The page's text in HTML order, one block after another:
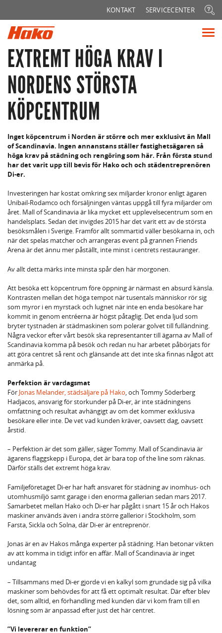
KONTAKT SERVICECENTER
EXTREMT HÖGA KRAV I
NORDENS STÖRSTA
KÖPCENTRUM
Inget köpcentrum i Norden är större och mer exklusivt än Mall
of Scandinavia. Ingen annanstans ställer fastighetsägaren så
höga krav på städning och rengöring som här. Från första stund
har det varit upp till bevis för Hako och och städentreprenören
Di-er.
Investeringen har kostat omkring sex miljarder kronor enligt ägaren
Unibail-Rodamco och försäljningen väntas uppgå till fyra miljarder om
året. Mall of Scandinavia är lika mycket ett upplevelsecentrum som en
handelsplats. Sedan det invigdes 2015 har det varit ett av de största
besöksmålen i Sverige. Framför allt sommartid väller besökarna in, och
när det spelas matcher och arrangeras event på grannen Friends
Arena är det ännu mer påställt, inte minst i centrets restauranger.
Av allt detta märks inte minsta spår den här morgonen.
Att besöka ett köpcentrum före öppning är närmast en absurd känsla.
Kontrasten mellan det höga tempot när tusentals människor rör sig
som myror i en myrstack och lugnet när inte en enda besökare har
kommit in genom entréerna är högst påtaglig. Det enda ljud som
bryter tystnaden är städmaskinen som polerar golvet till fulländning.
Några veckor efter vårt besök ska representanter till ägarna av Mall of
Scandinavia komma på besök och redan nu har arbetet påbörjats för
att göra centret så rent och glänsande att det inte ska finnas något att
anmärka på.
Perfektion är vardagsmat
För Jonas Melander, städsäljare på Hako, och Tommy Söderberg
Hadjacos, ansvarig för storkunder på Di-er, är inte städningens
omfattning och resultat avhängigt av om det kommer exklusiva
besökare eller inte. De vet vad kunden kräver, oavsett dag, oavsett
årstid.
– Perfektion är det som gäller, säger Tommy. Mall of Scandinavia är
ägarens flaggskepp i Europa, det är bara top of the line som räknas.
Därför ställs det extremt höga krav.
Familjeföretaget Di-er har haft ansvaret för städning av inomhus- och
utomhusmiljö samt garage i den enorma gallerian sedan mars 2017.
Samarbetet mellan Hako och Di-er har pågått i snart 15 år och Hakos
maskiner används även i andra större gallerior i Stockholm, som
Farsta, Sickla och Solna, där Di-er är entreprenör.
Jonas är en av Hakos många experter på städning. Han betonar vikten
av att komma in tidigt inför en affär. Mall of Scandinavia är inget
undantag
– Tillsammans med Di-er gjorde vi en kalkyl som grundade sig på vilka
maskiner som behövdes för att få ett optimalt resultat. Där efter blev
det, som alltid, en förhandling med kunden där vi kom fram till en
lösning som är anpassad efter just det här centret.
”Vi levererar en funktion”